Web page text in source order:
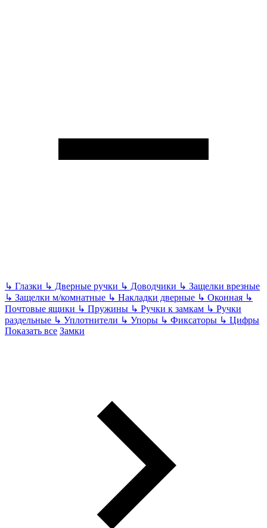
↳ Глазки ↳ Дверные ручки ↳ Доводчики ↳ Защелки врезные
↳ Защелки м/комнатные ↳ Накладки дверные ↳ Оконная ↳
Почтовые ящики ↳ Пружины ↳ Ручки к замкам ↳ Ручки
раздельные ↳ Уплотнители ↳ Упоры ↳ Фиксаторы ↳ Цифры
Показать все Замки